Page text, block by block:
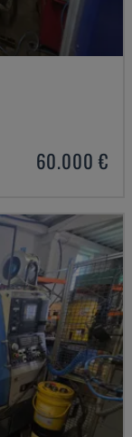
60.000 €